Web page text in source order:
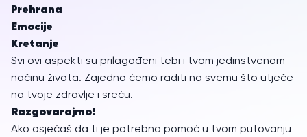
Prehrana
Emocije
Kretanje
Svi ovi aspekti su prilagođeni tebi i tvom jedinstvenom
načinu života. Zajedno ćemo raditi na svemu što utječe
na tvoje zdravlje i sreću.
Razgovarajmo!
Ako osjećaš da ti je potrebna pomoć u tvom putovanju